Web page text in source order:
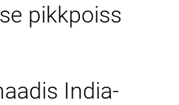
pikkpoiss
India-